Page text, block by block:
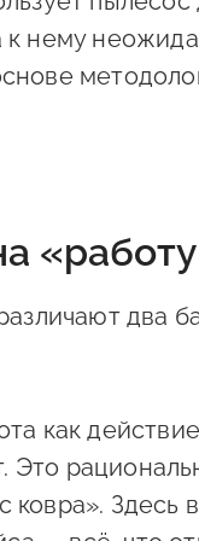
нему
два
как
Это
ковра».